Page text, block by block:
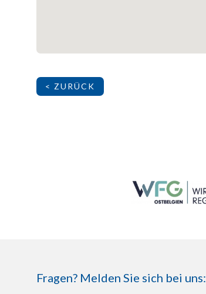
< ZURÜCK
Fragen? Melden Sie sich bei uns: